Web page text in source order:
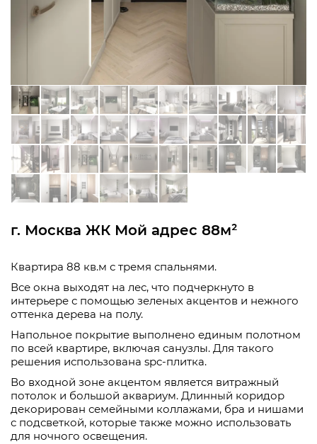
г. Москва ЖК Мой адрес 88м²
Квартира 88 кв.м с тремя спальнями.
Все окна выходят на лес, что подчеркнуто в
интерьере с помощью зеленых акцентов и нежного
оттенка дерева на полу.
Напольное покрытие выполнено единым полотном
по всей квартире, включая санузлы. Для такого
решения использована spc-плитка.
Во входной зоне акцентом является витражный
потолок и большой аквариум. Длинный коридор
декорирован семейными коллажами, бра и нишами
с подсветкой, которые также можно использовать
для ночного освещения.